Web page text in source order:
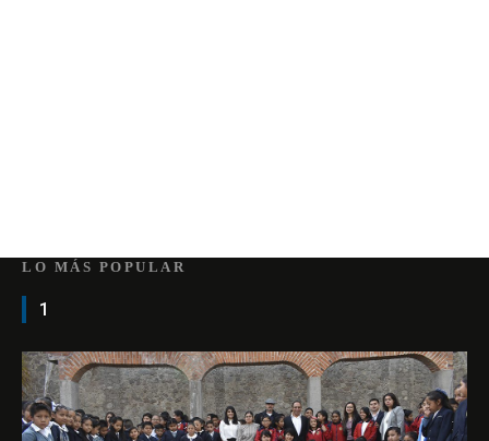
LO MÁS POPULAR
1